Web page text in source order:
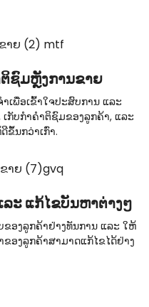
ຊົມຫຼັງການຂາຍ
ເພື່ອເຂົ້າໃຈປະສົບການ ແລະ
ກັບກຳຄຳຕິຊົມຂອງລູກຄ້າ, ແລະ
ຂຶ້ນກວ່າເກົ່າ.
ະ ແກ້ໄຂບັນຫາຕ່າງໆ
ອງລູກຄ້າຢ່າງທັນການ ແລະ ໃຫ້
ອງລູກຄ້າສາມາດແກ້ໄຂໄດ້ຢ່າງ